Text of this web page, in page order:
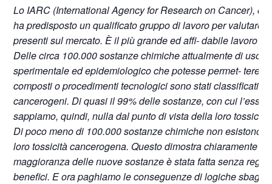
Lo IARC (International Agency for Research on Cancer),
ha predisposto un qualificato gruppo di lavoro per valutare
presenti sul mercato. È il più grande ed affi- dabile lavoro
Delle circa 100.000 sostanze chimiche attualmente di uso
sperimentale ed epidemiologico che potesse permet- tere
composti o procedimenti tecnologici sono stati classificati
cancerogeni. Di quasi il 99% delle sostanze, con cui
sappiamo, quindi, nulla dal punto di vista della loro
Di poco meno di 100.000 sostanze chimiche non esistono
loro tossicità cancerogena. Questo dimostra chiaramente
maggioranza delle nuove sostanze è stata fatta senza
benefici. E ora paghiamo le conseguenze di logiche